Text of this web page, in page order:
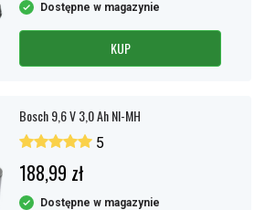
Dostępne w magazynie
KUP
Bosch 9,6 V 3,0 Ah NI-MH
5
188,99 zł
Dostępne w magazynie